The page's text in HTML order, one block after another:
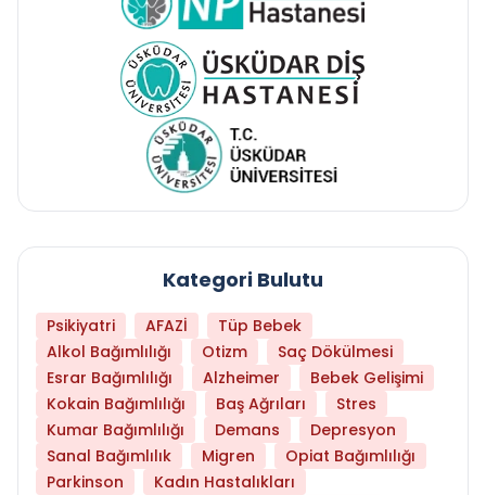
Kategori Bulutu
Psikiyatri AFAZİ
Tüp Bebek
Alkol Bağımlılığı
Otizm
Saç Dökülmesi
Esrar Bağımlılığı
Alzheimer
Bebek Gelişimi
Kokain Bağımlılığı
Baş Ağrıları
Stres
Kumar Bağımlılığı
Demans
Depresyon
Sanal Bağımlılık
Migren
Opiat Bağımlılığı
Parkinson
Kadın Hastalıkları